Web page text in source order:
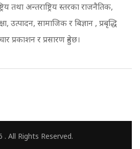
तथा अन्तराष्ट्रिय स्तरका राजनैतिक,
सामाजिक र बिज्ञान , प्रबृद्धि
र प्रसारण हुनेछ।
. All Rights Reserved.